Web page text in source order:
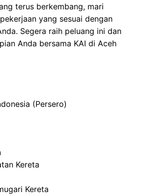
terus berkembang, mari
yang sesuai dengan
Segera raih peluang ini dan
Anda bersama KAI di Aceh
(Persero)
Kereta
Kereta